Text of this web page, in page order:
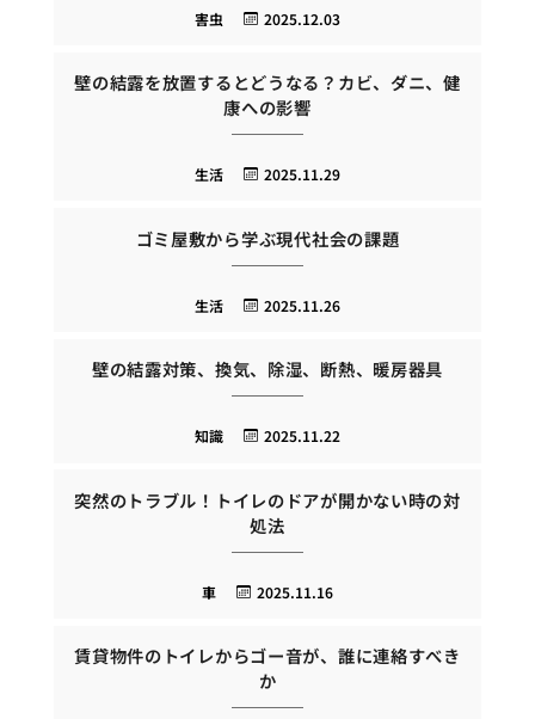
2025.12.03
害虫
壁の結露を放置するとどうなる？カビ、ダニ、健
康への影響
2025.11.29
生活
ゴミ屋敷から学ぶ現代社会の課題
2025.11.26
生活
壁の結露対策、換気、除湿、断熱、暖房器具
2025.11.22
知識
突然のトラブル！トイレのドアが開かない時の対
処法
2025.11.16
車
賃貸物件のトイレからゴー音が、誰に連絡すべき
か